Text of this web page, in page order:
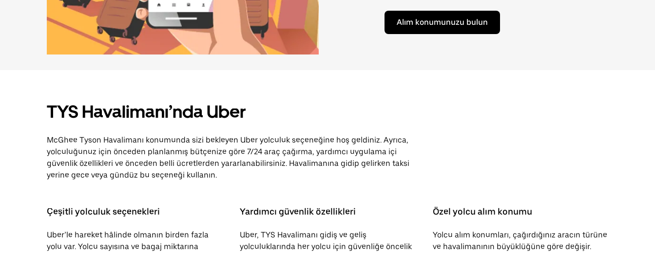
Alım konumunuzu bulun
TYS Havalimanı’nda Uber
McGhee Tyson Havalimanı konumunda sizi bekleyen Uber yolculuk seçeneğine hoş geldiniz. Ayrıca,
yolculuğunuz için önceden planlanmış bütçenize göre 7/24 araç çağırma, yardımcı uygulama içi
güvenlik özellikleri ve önceden belli ücretlerden yararlanabilirsiniz. Havalimanına gidip gelirken taksi
yerine gece veya gündüz bu seçeneği kullanın.
Çeşitli yolculuk seçenekleri
Uber’le hareket hâlinde olmanın birden fazla
yolu var. Yolcu sayısına ve bagaj miktarına
Yardımcı güvenlik özellikleri
Uber, TYS Havalimanı gidiş ve geliş
yolculuklarında her yolcu için güvenliğe öncelik
Özel yolcu alım konumu
Yolcu alım konumları, çağırdığınız aracın türüne
ve havalimanının büyüklüğüne göre değişir.